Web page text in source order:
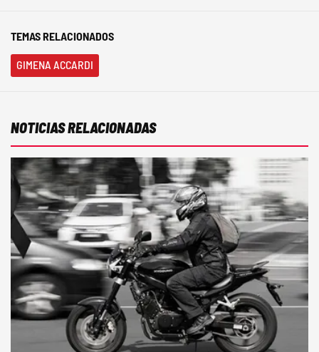
TEMAS RELACIONADOS
GIMENA ACCARDI
NOTICIAS RELACIONADAS